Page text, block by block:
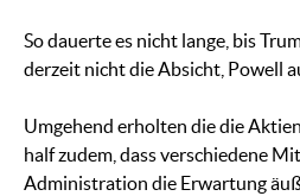
So dauerte es nicht lange, bis
derzeit nicht die Absicht, Powell
Umgehend erholten die die
half zudem, dass verschiedene
Administration die Erwartung